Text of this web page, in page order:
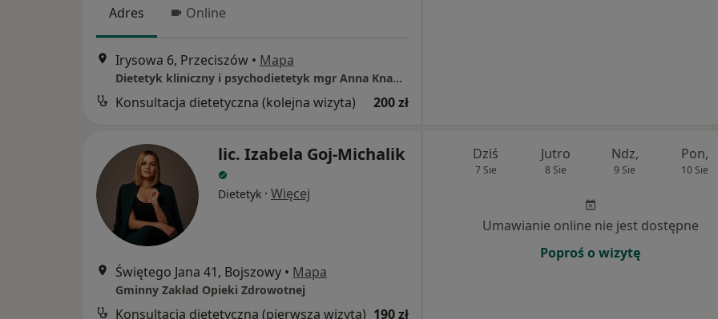
Adres Online
Irysowa 6, Przeciszów • Mapa
Dietetyk kliniczny i psychodietetyk mgr Anna Knapik
Konsultacja dietetyczna (kolejna wizyta) 200 zł
lic. Izabela Goj-Michalik
Dietetyk · Więcej
Świętego Jana 41, Bojszowy • Mapa
Gminny Zakład Opieki Zdrowotnej
Konsultacja dietetyczna (pierwsza wizyta) 190 zł
Dziś
7 Sie
Jutro
8 Sie
Ndz,
9 Sie
Pon,
10 Sie
Umawianie online nie jest dostępne
Poproś o wizytę